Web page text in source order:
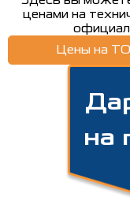
ценами на
Цены на ТО
на